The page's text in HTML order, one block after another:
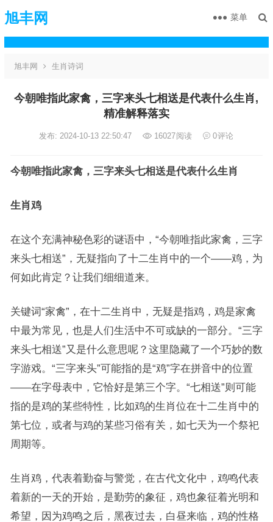
旭丰网 菜单
旭丰网 生肖诗词
今朝唯指此家禽，三字来头七相送是代表什么生肖,
精准解释落实
发布: 2024-10-13 22:50:47 16027阅读 0评论
今朝唯指此家禽，三字来头七相送是代表什么生肖
生肖鸡
在这个充满神秘色彩的谜语中，“今朝唯指此家禽，三字
来头七相送”，无疑指向了十二生肖中的一个——鸡，为
何如此肯定？让我们细细道来。
关键词“家禽”，在十二生肖中，无疑是指鸡，鸡是家禽
中最为常见，也是人们生活中不可或缺的一部分。“三字
来头七相送”又是什么意思呢？这里隐藏了一个巧妙的数
字游戏。“三字来头”可能指的是“鸡”字在拼音中的位置
——在字母表中，它恰好是第三个字。“七相送”则可能
指的是鸡的某些特性，比如鸡的生肖位在十二生肖中的
第七位，或者与鸡的某些习俗有关，如七天为一个祭祀
周期等。
生肖鸡，代表着勤奋与警觉，在古代文化中，鸡鸣代表
着新的一天的开始，是勤劳的象征，鸡也象征着光明和
希望，因为鸡鸣之后，黑夜过去，白昼来临，鸡的性格